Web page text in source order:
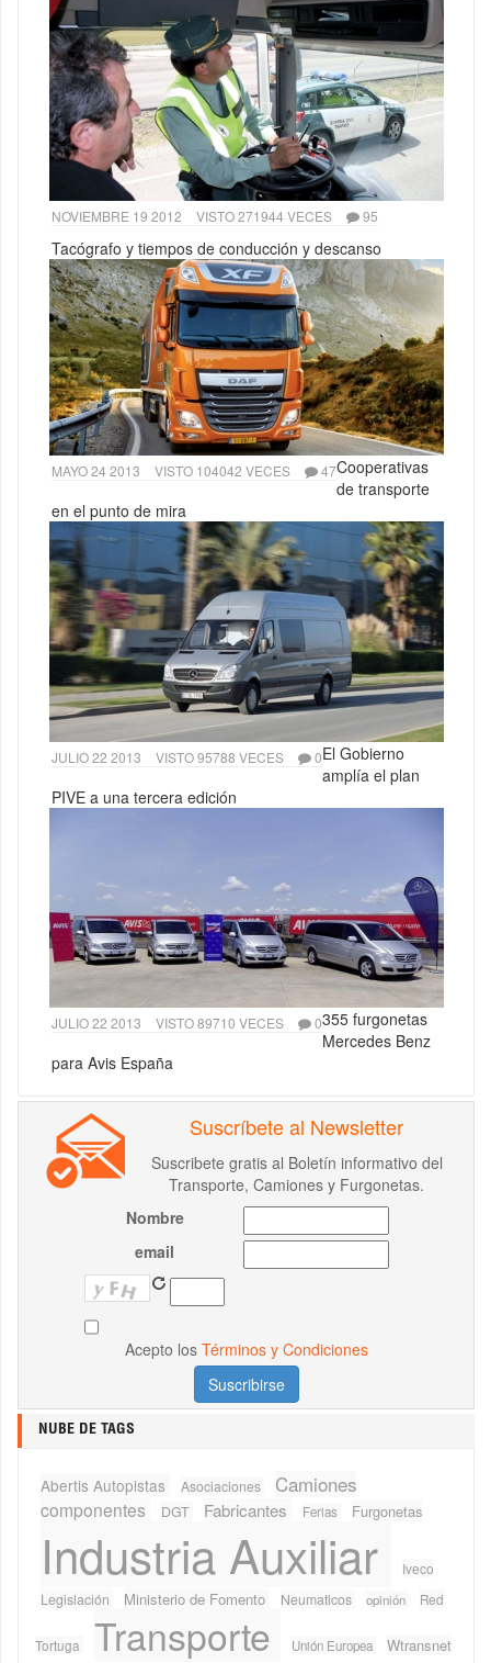
NOVIEMBRE 19 2012 VISTO 271944 VECES 95
Tacógrafo y tiempos de conducción y descanso
MAYO 24 2013 VISTO 104042 VECES 47Cooperativas
de transporte
en el punto de mira
JULIO 22 2013 VISTO 95788 VECES 0El Gobierno
amplía el plan
PIVE a una tercera edición
JULIO 22 2013 VISTO 89710 VECES 0355 furgonetas
Mercedes Benz
para Avis España
Suscríbete al Newsletter
Suscribete gratis al Boletín informativo del
Transporte, Camiones y Furgonetas.
Nombre
email
Acepto los Términos y Condiciones
NUBE DE TAGS
Abertis Autopistas Asociaciones Camiones
componentes DGT Fabricantes Ferias Furgonetas
Industria Auxiliar
Iveco
Legislación
Ministerio de Fomento Neumaticos opinión Red
Tortuga Transporte Unión Europea Wtransnet